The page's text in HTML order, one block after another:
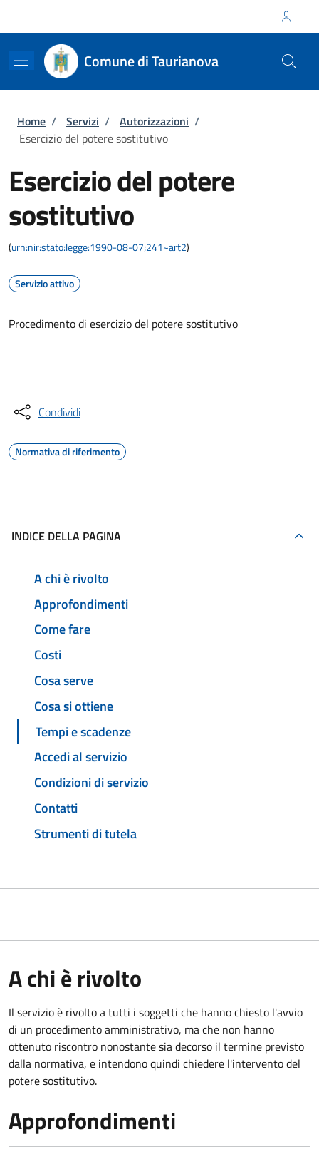
Comune di Taurianova
Briciole di pane
Home / Servizi / Autorizzazioni /
Esercizio del potere sostitutivo
Esercizio del potere
sostitutivo
(urn:nir:stato:legge:1990-08-07;241~art2)
Servizio attivo
Procedimento di esercizio del potere sostitutivo
Condividi
Normativa di riferimento
INDICE DELLA PAGINA
A chi è rivolto
Approfondimenti
Come fare
Costi
Cosa serve
Cosa si ottiene
Tempi e scadenze
Accedi al servizio
Condizioni di servizio
Contatti
Strumenti di tutela
A chi è rivolto
Il servizio è rivolto a tutti i soggetti che hanno chiesto l'avvio
di un procedimento amministrativo, ma che non hanno
ottenuto riscontro nonostante sia decorso il termine previsto
dalla normativa, e intendono quindi chiedere l'intervento del
potere sostitutivo.
Approfondimenti